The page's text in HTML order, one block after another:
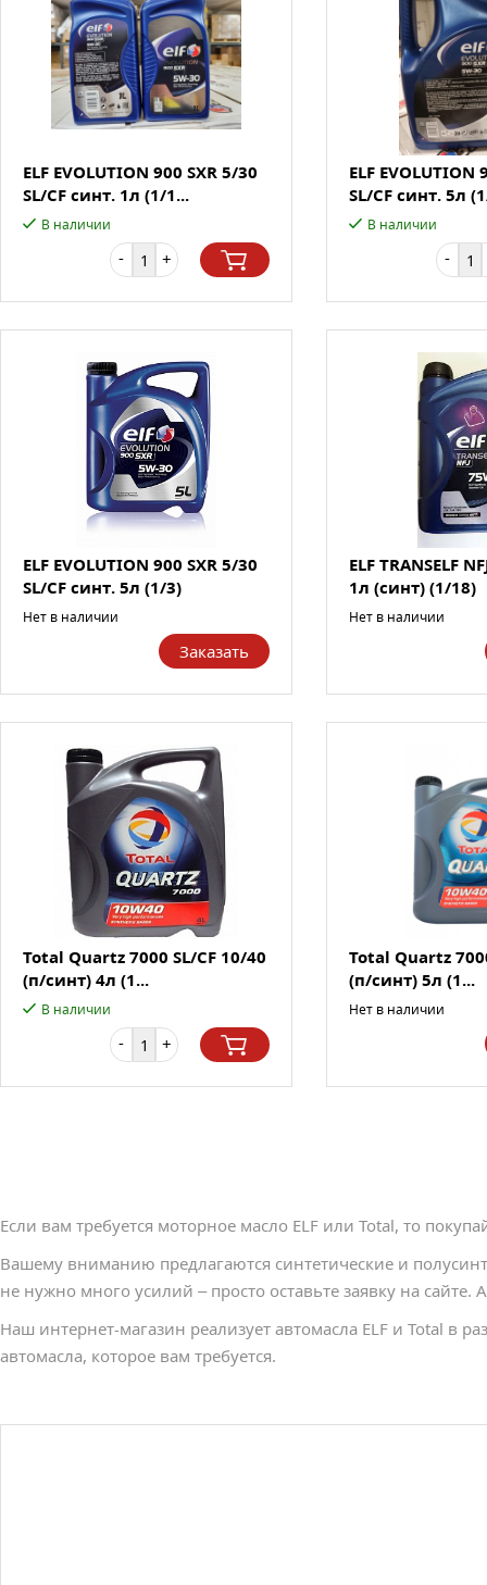
ELF EVOLUTION 900 SXR 5/30
SL/CF синт. 1л (1/1...
В наличии
- +
ELF EVOLUTION
SL/CF синт. 5л
В наличии
-
ELF EVOLUTION 900 SXR 5/30
SL/CF синт. 5л (1/3)
Нет в наличии
Заказать
ELF TRANSELF
1л (синт) (1/18)
Нет в наличии
Total Quartz 7000 SL/CF 10/40
(п/синт) 4л (1...
В наличии
- +
Total Quartz
(п/синт) 5л (1...
Нет в наличии
Если вам требуется моторное масло ELF или Total, то
Вашему вниманию предлагаются синтетические и
не нужно много усилий – просто оставьте заявку на
Наш интернет-магазин реализует автомасла ЕLF и Total в
автомасла, которое вам требуется.